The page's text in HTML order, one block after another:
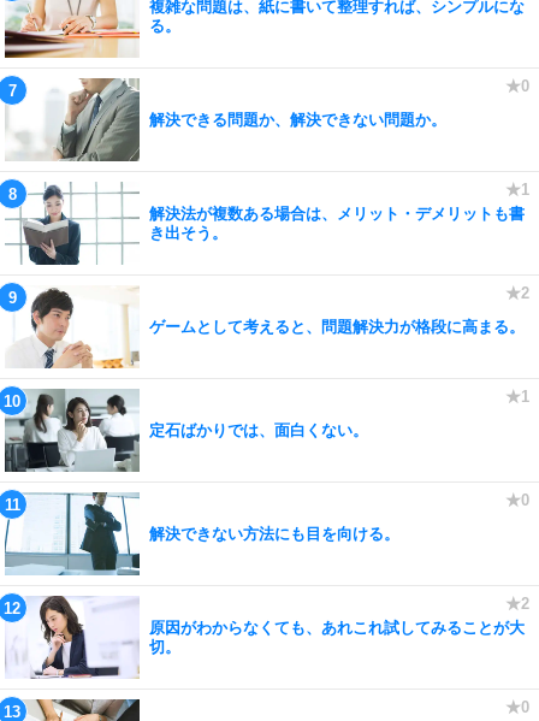
複雑な問題は、紙に書いて整理すれば、シンプルにな
る。
解決できる問題か、解決できない問題か。
解決法が複数ある場合は、メリット・デメリットも書
き出そう。
ゲームとして考えると、問題解決力が格段に高まる。
定石ばかりでは、面白くない。
解決できない方法にも目を向ける。
原因がわからなくても、あれこれ試してみることが大
切。